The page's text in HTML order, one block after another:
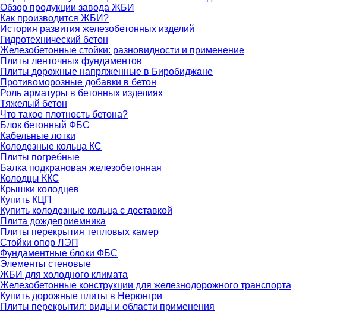
Обзор продукции завода ЖБИ
Как производится ЖБИ?
История развития железобетонных изделий
Гидротехнический бетон
Железобетонные стойки: разновидности и применение
Плиты ленточных фундаментов
Плиты дорожные напряженные в Биробиджане
Противоморозные добавки в бетон
Роль арматуры в бетонных изделиях
Тяжелый бетон
Что такое плотность бетона?
Блок бетонный ФБС
Кабельные лотки
Колодезные кольца КС
Плиты погребные
Балка подкрановая железобетонная
Колодцы ККС
Крышки колодцев
Купить КЦП
Купить колодезные кольца с доставкой
Плита дождеприемника
Плиты перекрытия тепловых камер
Стойки опор ЛЭП
Фундаментные блоки ФБС
Элементы стеновые
ЖБИ для холодного климата
Железобетонные конструкции для железнодорожного транспорта
Купить дорожные плиты в Нерюнгри
Плиты перекрытия: виды и области применения